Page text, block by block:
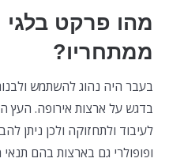
מהו פרקט בלגי
ממתחריו?
בעבר היה נהוג להשתמש
בדגש על ארצות אירופה. העץ
לעיבוד ולתחזוקה ולכן ניתן
ופופולרי גם בארצות בהם תנאי